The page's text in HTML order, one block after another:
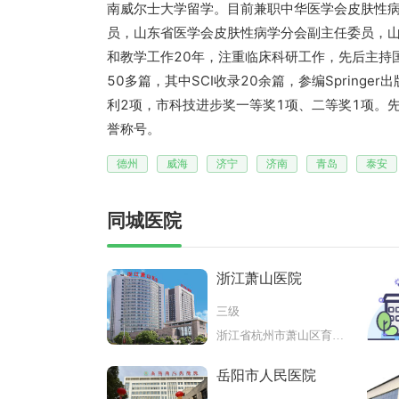
南威尔士大学留学。目前兼职中华医学会皮肤性
员，山东省医学会皮肤性病学分会副主任委员，
和教学工作20年，注重临床科研工作，先后主
50多篇，其中SCI收录20余篇，参编Springer
利2项，市科技进步奖一等奖1项、二等奖1项。
誉称号。
德州 威海 济宁 济南 青岛 泰安
同城医院
浙江萧山医院
三级
浙江省杭州市萧山区育才北路728
岳阳市人民医院